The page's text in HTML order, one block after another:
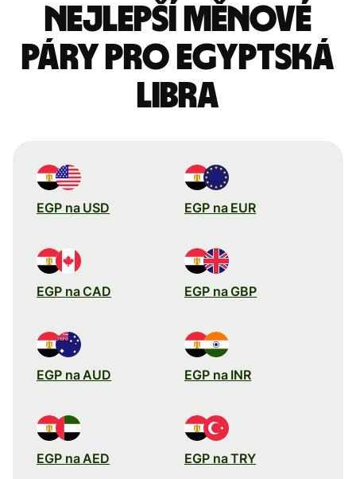
Nejlepší měnové
páry pro egyptská
libra
EGP na USD EGP na EUR
EGP na CAD EGP na GBP
EGP na AUD EGP na INR
EGP na AED EGP na TRY